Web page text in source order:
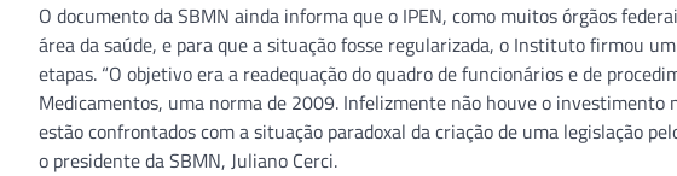
O documento da SBMN ainda informa que o IPEN, como muitos órgãos
área da saúde, e para que a situação fosse regularizada, o Instituto firmou
etapas. “O objetivo era a readequação do quadro de funcionários e de
Medicamentos, uma norma de 2009. Infelizmente não houve o investimento
estão confrontados com a situação paradoxal da criação de uma legislação
o presidente da SBMN, Juliano Cerci.